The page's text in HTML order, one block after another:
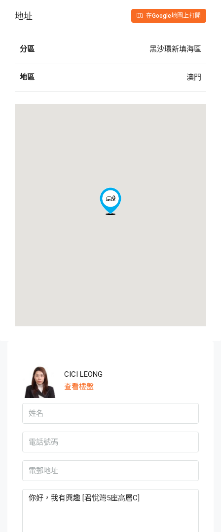
地址 在Google地圖上打開
分區 黑沙環新填海區
地區 澳門
CICI LEONG
查看樓盤